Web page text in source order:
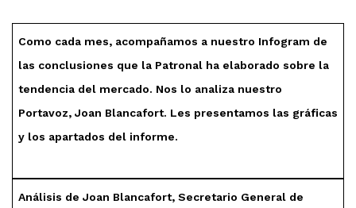
Como cada mes, acompañamos a nuestro Infogram de
las conclusiones que la Patronal ha elaborado sobre la
tendencia del mercado. Nos lo analiza nuestro
Portavoz, Joan Blancafort. Les presentamos las gráficas
y los apartados del informe.
Análisis de Joan Blancafort, Secretario General de